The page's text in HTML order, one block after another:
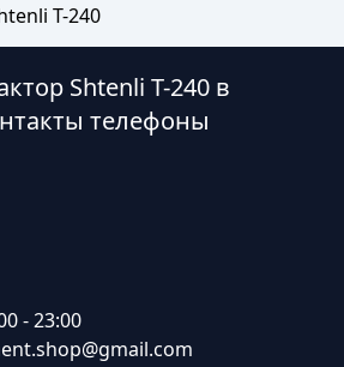
T-240
Shtenli T-240 в
телефоны
- 23:00